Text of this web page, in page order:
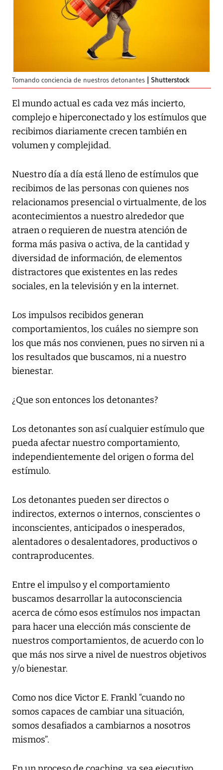
Tomando conciencia de nuestros detonantes Shutterstock
El mundo actual es cada vez más incierto,
complejo e hiperconectado y los estímulos que
recibimos diariamente crecen también en
volumen y complejidad.
Nuestro día a día está lleno de estímulos que
recibimos de las personas con quienes nos
relacionamos presencial o virtualmente, de los
acontecimientos a nuestro alrededor que
atraen o requieren de nuestra atención de
forma más pasiva o activa, de la cantidad y
diversidad de información, de elementos
distractores que existentes en las redes
sociales, en la televisión y en la internet.
Los impulsos recibidos generan
comportamientos, los cuáles no siempre son
los que más nos convienen, pues no sirven ni a
los resultados que buscamos, ni a nuestro
bienestar.
¿Que son entonces los detonantes?
Los detonantes son así cualquier estímulo que
pueda afectar nuestro comportamiento,
independientemente del origen o forma del
estímulo.
Los detonantes pueden ser directos o
indirectos, externos o internos, conscientes o
inconscientes, anticipados o inesperados,
alentadores o desalentadores, productivos o
contraproducentes.
Entre el impulso y el comportamiento
buscamos desarrollar la autoconsciencia
acerca de cómo esos estímulos nos impactan
para hacer una elección más consciente de
nuestros comportamientos, de acuerdo con lo
que más nos sirve a nivel de nuestros objetivos
y/o bienestar.
Como nos dice Victor E. Frankl “cuando no
somos capaces de cambiar una situación,
somos desafiados a cambiarnos a nosotros
mismos”.